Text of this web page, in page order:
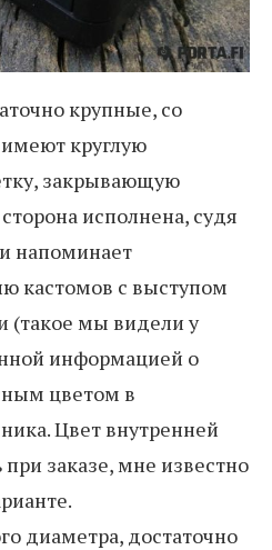
крупные, со
круглую
закрывающую
исполнена, судя
напоминает
кастомов с выступом
(такое мы видели у
информацией о
цветом в
Цвет внутренней
заказе, мне известно
диаметра, достаточно